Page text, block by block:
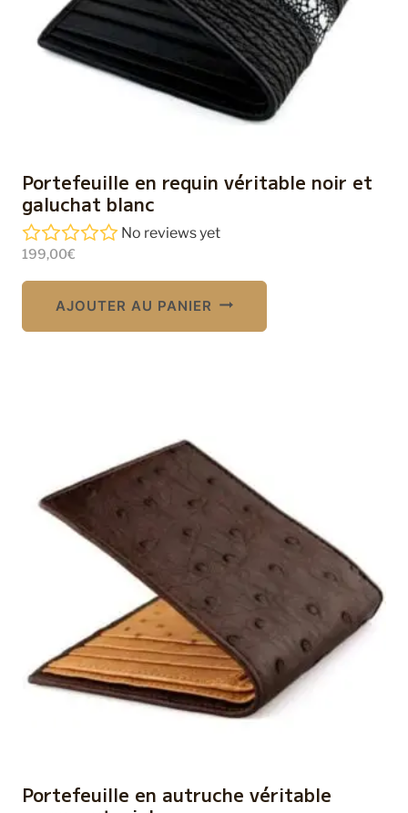
Portefeuille en requin véritable noir et
galuchat blanc
No reviews yet
199,00€
AJOUTER AU PANIER
Portefeuille en autruche véritable